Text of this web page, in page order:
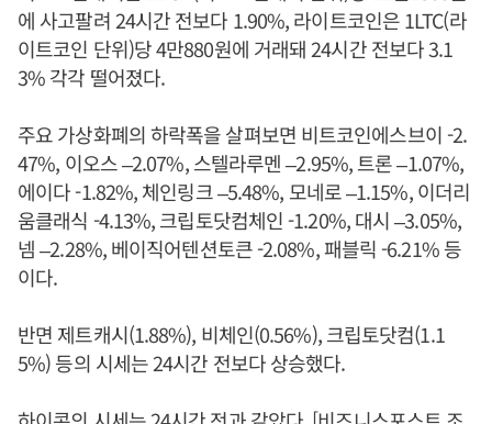
에 사고팔려 24시간 전보다 1.90%, 라이트코인은 1LTC(라
이트코인 단위)당 4만880원에 거래돼 24시간 전보다 3.1
3% 각각 떨어졌다.
주요 가상화폐의 하락폭을 살펴보면 비트코인에스브이 -2.
47%, 이오스 –2.07%, 스텔라루멘 –2.95%, 트론 –1.07%,
에이다 -1.82%, 체인링크 –5.48%, 모네로 –1.15%, 이더리
움클래식 -4.13%, 크립토닷컴체인 -1.20%, 대시 –3.05%,
넴 –2.28%, 베이직어텐션토큰 -2.08%, 패블릭 -6.21% 등
이다.
반면 제트캐시(1.88%), 비체인(0.56%), 크립토닷컴(1.1
5%) 등의 시세는 24시간 전보다 상승했다.